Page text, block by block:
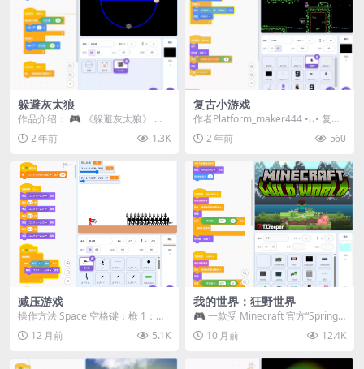
躲避灰太狼
作品介绍： 🎮 《躲避灰太狼》 是
一款简单有趣的游戏，玩家需要帮
助喜羊羊躲避灰太...
2 年前 1.3K
复古小游戏
作者Platform_maker444 •ᴗ• 复古
小游戏 ✦ 难度 ◉◉◎◎◎...
2 年前 560
减压游戏
操作方法 Space 空格键：枪 1：大
炮 2：龟派气功 3：炸弹 4：剑
5：...12 月前 5.1K
我的世界：狂野世界
🎮 一款受 Minecraft 官方“Spring t
o Life” 游戏活动启...
10 月前 12.4K